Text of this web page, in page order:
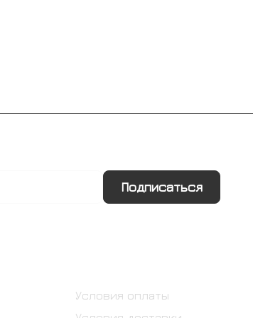
Подписаться
Условия оплаты